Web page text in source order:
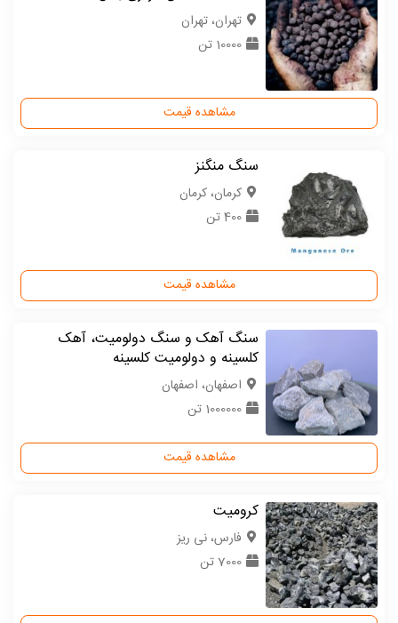
تهران، تهران
10000 تن
مشاهده قیمت
سنگ منگنز
كرمان، کرمان
400 تن
مشاهده قیمت
سنگ آهک و سنگ دولومیت، آهک
کلسینه و دولومیت کلسینه
اصفهان، اصفهان
1000000 تن
مشاهده قیمت
کرومیت
فارس، نی ریز
7000 تن